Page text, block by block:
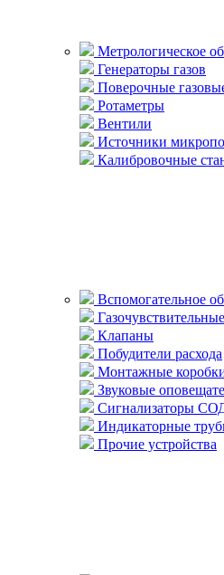
Метрологическое
Генераторы газов
Поверочные
Ротаметры
Вентили
Источники
Калибровочные
Вспомогательное
Клапаны
Побудители расхода
Монтажные
Звуковые
Сигнализаторы
Индикаторные
Прочие устройства